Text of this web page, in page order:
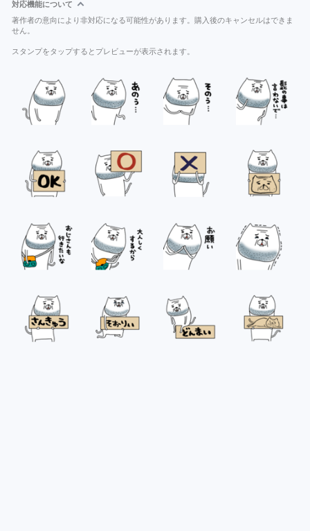
対応機能について
著作者の意向により非対応になる可能性があります。購入後のキャンセルはできま
せん。
スタンプをタップするとプレビューが表示されます。